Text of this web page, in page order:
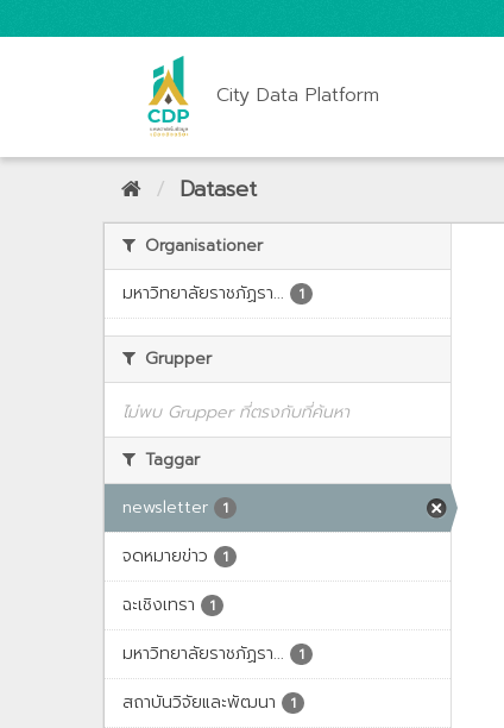
City Data Platform
Dataset
Organisationer
มหาวิทยาลัยราชภัฏรา...
1
Grupper
ไม่พบ Grupper ที่ตรงกับที่ค้นหา
Taggar
newsletter
1
จดหมายข่าว 1
ฉะเชิงเทรา 1
มหาวิทยาลัยราชภัฏรา... 1
สถาบันวิจัยและพัฒนา 1